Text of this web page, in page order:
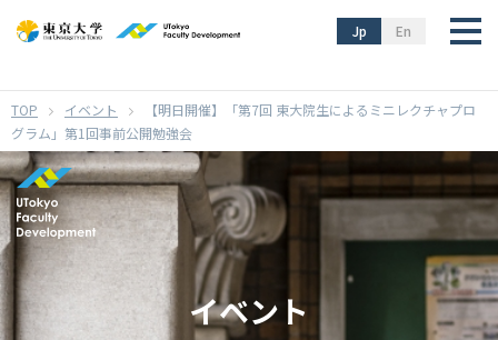
En
Jp
イベント
【明日開催】「第7回 東大院生によるミニレクチャプロ
グラム」第1回事前公開勉強会
イベント